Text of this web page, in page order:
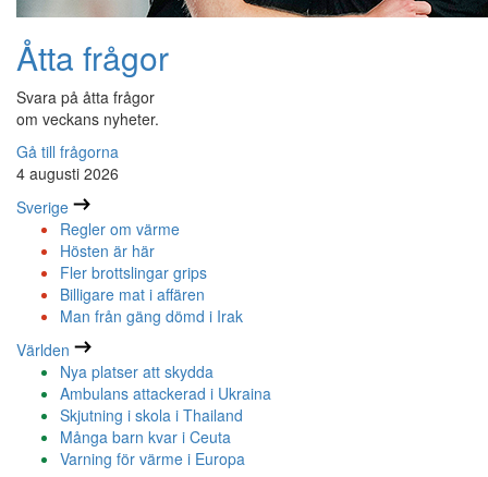
Åtta frågor
Svara på åtta frågor
om veckans nyheter.
Gå till frågorna
4 augusti 2026
Sverige
Regler om värme
Hösten är här
Fler brottslingar grips
Billigare mat i affären
Man från gäng dömd i Irak
Världen
Nya platser att skydda
Ambulans attackerad i Ukraina
Skjutning i skola i Thailand
Många barn kvar i Ceuta
Varning för värme i Europa